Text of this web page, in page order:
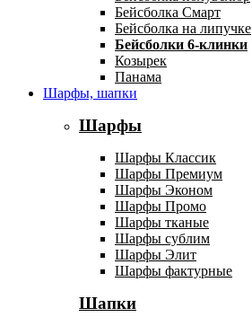
Бейсболка Смарт
Бейсболка на липучке
Бейсболки 6-клинки
Козырек
Панама
Шарфы, шапки
Шарфы
Шарфы Классик
Шарфы Премиум
Шарфы Эконом
Шарфы Промо
Шарфы тканые
Шарфы сублим
Шарфы Элит
Шарфы фактурные
Шапки